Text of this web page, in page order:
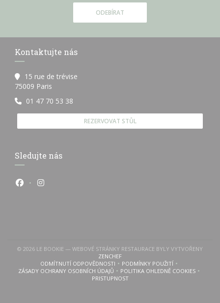
ODEBÍRAT
Kontaktujte nás
15 rue de trévise
75009 Paris
01 47 70 53 38
REZERVOVAT STŮL
Sledujte nás
Facebook ((otevře se v novém okně))
Instagram ((otevře se v novém okně))
© 2026 LE BOOKIE — WEBOVÉ STRÁNKY RESTAURACE BYLY VYTVOŘENY
ZENCHEF((OTEVŘE SE V NOVÉM OKNĚ))
ODMÍTNUTÍ ODPOVĚDNOSTI((OTEVŘE SE V NOVÉM OKNĚ))
PODMÍNKY POUŽITÍ((OTEVŘE SE V NOVÉM
ZÁSADY OCHRANY OSOBNÍCH ÚDAJŮ
((OTEVŘE SE V NOVÉM OKNĚ))POLITIKA OHLEDNĚ COOKIES
((OTEVŘE SE V NOVÉM
PRISTUPNOST
((OTEVŘE SE V NOVÉM OKNĚ))